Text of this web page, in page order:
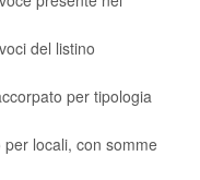
del listino
per tipologia
locali, con somme